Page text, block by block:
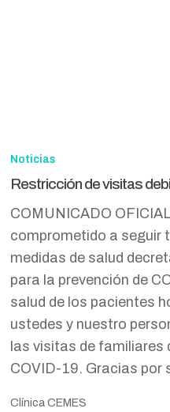
de
a
COVID-
19
Noticias
Restricción de visitas
COMUNICADO
comprometido a seguir
medidas de salud
para la prevención de
salud de los pacientes
ustedes y nuestro
las visitas de familiares
COVID-19. Gracias por
Clínica CEMES